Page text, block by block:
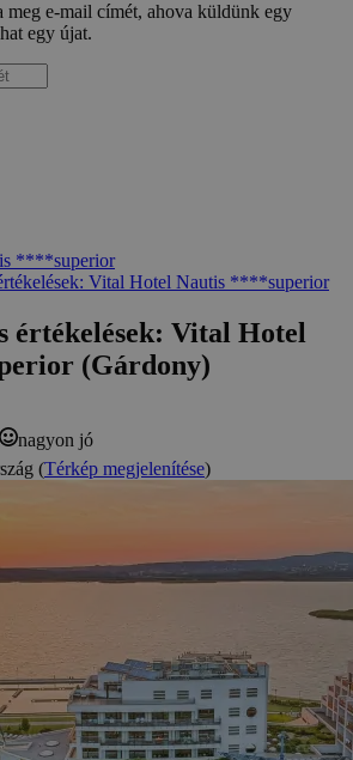
meg e-mail címét, ahova küldünk egy
egy újat.
****superior
Vital Hotel Nautis ****superior
értékelések: Vital Hotel
(Gárdony)
nagyon jó
(Térkép megjelenítése)